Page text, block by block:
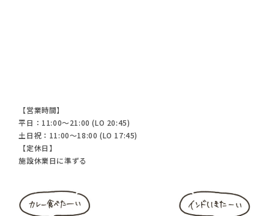
【営業時間】
平日：11:00～21:00 (LO 20:45)
土日祝：11:00～18:00 (LO 17:45)
【定休日】
施設休業日に準ずる